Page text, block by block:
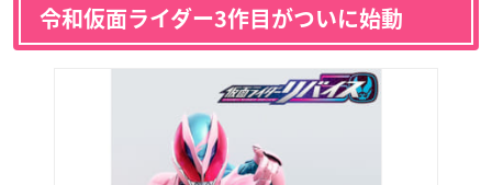
令和仮面ライダー3作目がついに始動